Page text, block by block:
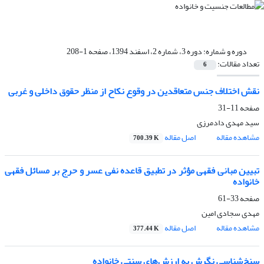
دوره و شماره:دوره 3، شماره 2، اسفند 1394، صفحه 1-208
تعداد مقالات: 6
نقش اختلاف جنس متعاقدین در وقوع نکاح از منظر حقوق داخلی و غربی
صفحه11-31
سید مهدی دادمرزی
مشاهده مقاله
اصل مقاله 700.39 K
تبیین مبانی فقهی مؤثر در تطبیق قاعده نفی عسر و حرج بر مسائل فقهی
خانواده
صفحه33-61
مهدی سجادی امین
مشاهده مقاله
اصل مقاله 377.44 K